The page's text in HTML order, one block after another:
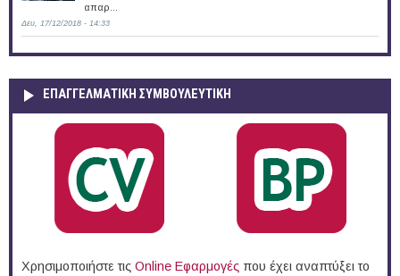
απαρ...
Δευ, 17/12/2018 - 14:33
ΕΠΑΓΓΕΛΜΑΤΙΚΉ ΣΥΜΒΟΥΛΕΥΤΙΚΉ
Χρησιμοποιήστε τις Online Eφαρμογές που έχει αναπτύξει το